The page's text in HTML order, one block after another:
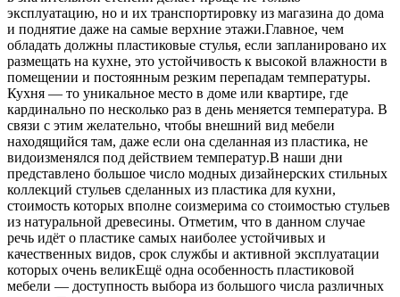
эксплуатацию, но и их транспортировку из магазина до дома
и поднятие даже на самые верхние этажи.Главное, чем
обладать должны пластиковые стулья, если запланировано их
размещать на кухне, это устойчивость к высокой влажности в
помещении и постоянным резким перепадам температуры.
Кухня — то уникальное место в доме или квартире, где
кардинально по несколько раз в день меняется температура. В
связи с этим желательно, чтобы внешний вид мебели
находящийся там, даже если она сделанная из пластика, не
видоизменялся под действием температур.В наши дни
представлено большое число модных дизайнерских стильных
коллекций стульев сделанных из пластика для кухни,
стоимость которых вполне соизмерима со стоимостью стульев
из натуральной древесины. Отметим, что в данном случае
речь идёт о пластике самых наиболее устойчивых и
качественных видов, срок службы и активной эксплуатации
которых очень великЕщё одна особенность пластиковой
мебели — доступность выбора из большого числа различных